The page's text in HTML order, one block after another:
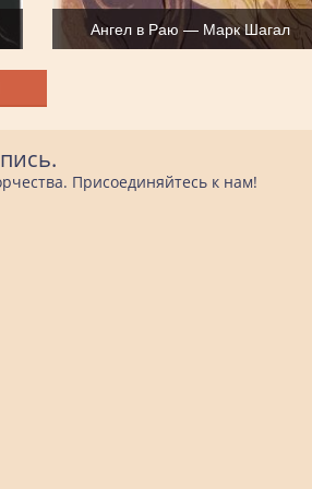
Ангел в Раю — Марк Шагал
Присоединяйтесь к нам!